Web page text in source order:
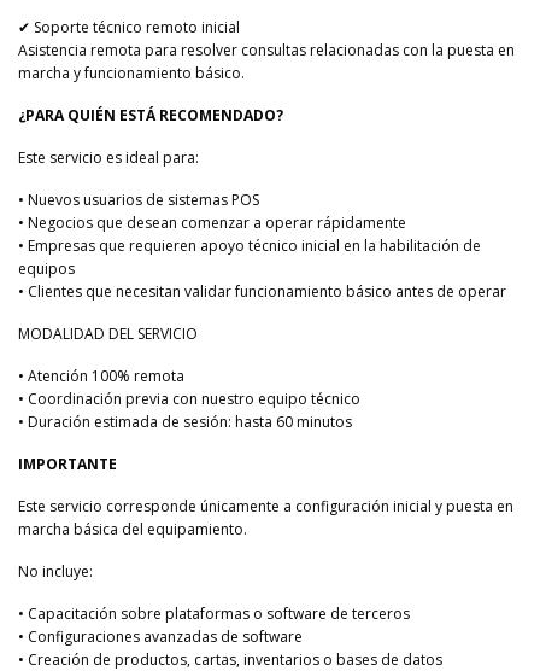
✔ Soporte técnico remoto inicial
Asistencia remota para resolver consultas relacionadas con la puesta en
marcha y funcionamiento básico.
¿PARA QUIÉN ESTÁ RECOMENDADO?
Este servicio es ideal para:
• Nuevos usuarios de sistemas POS
• Negocios que desean comenzar a operar rápidamente
• Empresas que requieren apoyo técnico inicial en la habilitación de
equipos
• Clientes que necesitan validar funcionamiento básico antes de operar
MODALIDAD DEL SERVICIO
• Atención 100% remota
• Coordinación previa con nuestro equipo técnico
• Duración estimada de sesión: hasta 60 minutos
IMPORTANTE
Este servicio corresponde únicamente a configuración inicial y puesta en
marcha básica del equipamiento.
No incluye:
• Capacitación sobre plataformas o software de terceros
• Configuraciones avanzadas de software
• Creación de productos, cartas, inventarios o bases de datos